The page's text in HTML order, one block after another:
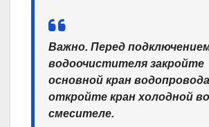
Важно. Перед
водоочистителя закройте
основной кран
откройте кран холодной
смесителе.